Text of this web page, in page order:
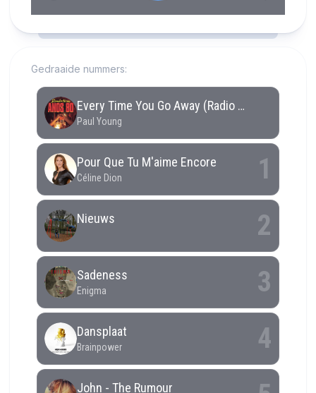
Gedraaide nummers: